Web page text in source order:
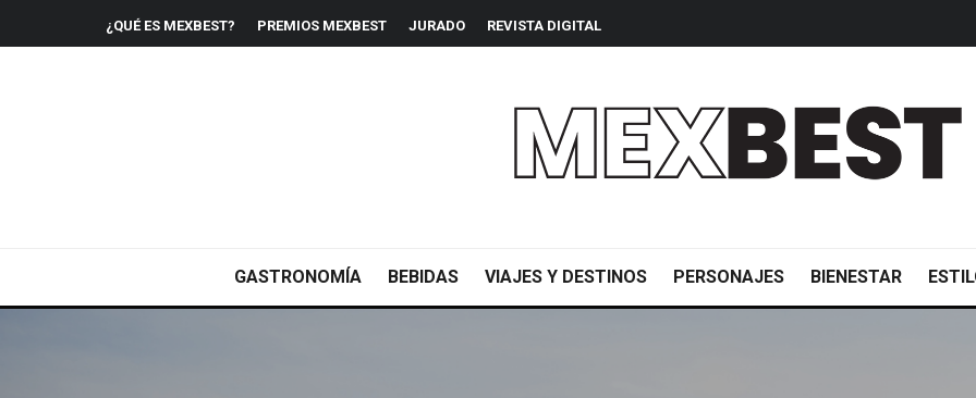
¿QUÉ ES MEXBEST? PREMIOS MEXBEST JURADO REVISTA DIGITAL
GASTRONOMÍA BEBIDAS VIAJES Y DESTINOS PERSONAJES BIENESTAR